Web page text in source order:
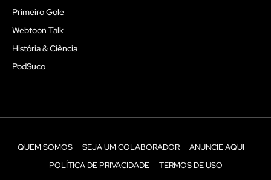
Primeiro Gole
Webtoon Talk
História & Ciência
PodSuco
QUEM SOMOS SEJA UM COLABORADOR
ANUNCIE AQUI
POLÍTICA DE PRIVACIDADE
TERMOS DE USO